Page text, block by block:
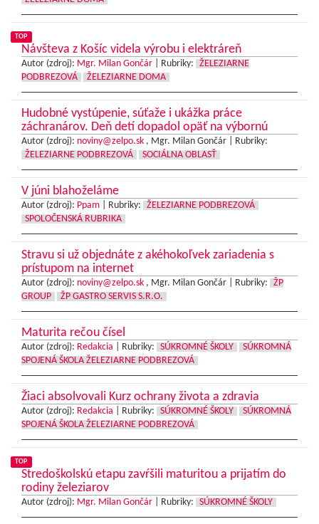
TOP
Návšteva z Košíc videla výrobu i elektráreň
Autor (zdroj): Mgr. Milan Gončár Rubriky:
ŽELEZIARNE
PODBREZOVÁ
ŽELEZIARNE DOMA
Hudobné vystúpenie, súťaže i ukážka práce
záchranárov. Deň detí dopadol opäť na výbornú
Autor (zdroj): noviny@zelpo.sk , Mgr. Milan Gončár |
Rubriky:
ŽELEZIARNE PODBREZOVÁ
SOCIÁLNA OBLASŤ
V júni blahoželáme
Autor (zdroj): Ppam Rubriky:
ŽELEZIARNE PODBREZOVÁ
SPOLOČENSKÁ RUBRIKA
Stravu si už objednáte z akéhokoľvek zariadenia s
prístupom na internet
Autor (zdroj): noviny@zelpo.sk , Mgr. Milan Gončár | Rubriky:
ŽP
GROUP
ŽP GASTRO SERVIS S.R.O.
Maturita rečou čísel
Autor (zdroj): Redakcia Rubriky: SÚKROMNÉ ŠKOLY
SÚKROMNÁ
SPOJENÁ ŠKOLA ŽELEZIARNE PODBREZOVÁ
Žiaci absolvovali Kurz ochrany života a zdravia
Autor (zdroj): Redakcia Rubriky: SÚKROMNÉ ŠKOLY
SÚKROMNÁ
SPOJENÁ ŠKOLA ŽELEZIARNE PODBREZOVÁ
TOP
Stredoškolskú etapu zavŕšili maturitou a prijatím do
rodiny železiarov
Autor (zdroj): Mgr. Milan Gončár Rubriky: SÚKROMNÉ ŠKOLY